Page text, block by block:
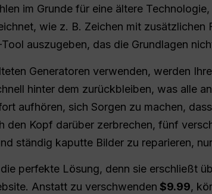
im Grunde für eine ältere
wie z. B. Zeichen mit zusätzlichen
auszugeben, das die Grundlagen
Generatoren verwenden, werden
hinter dem zurückbleiben, was alle
aufhören, sich Sorgen zu machen,
den Kopf darüber zerbrechen, fünf
ständig kaputte Bilder zu reparieren,
perfekte Lösung, denn sie erschließt
Anstatt zu verschwenden $9.99,